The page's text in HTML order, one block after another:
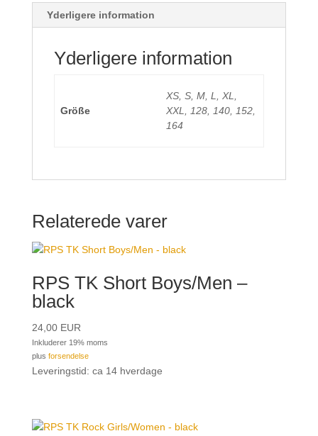
Yderligere information
Yderligere information
Größe
XS, S, M, L, XL,
XXL, 128, 140, 152,
164
Relaterede varer
RPS TK Short Boys/Men –
black
24,00EUR
Inkluderer 19% moms
plus forsendelse
Leveringstid: ca 14 hverdage